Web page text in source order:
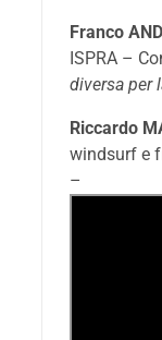
Franco
ISPRA –
diversa per
Riccardo
windsurf e
–